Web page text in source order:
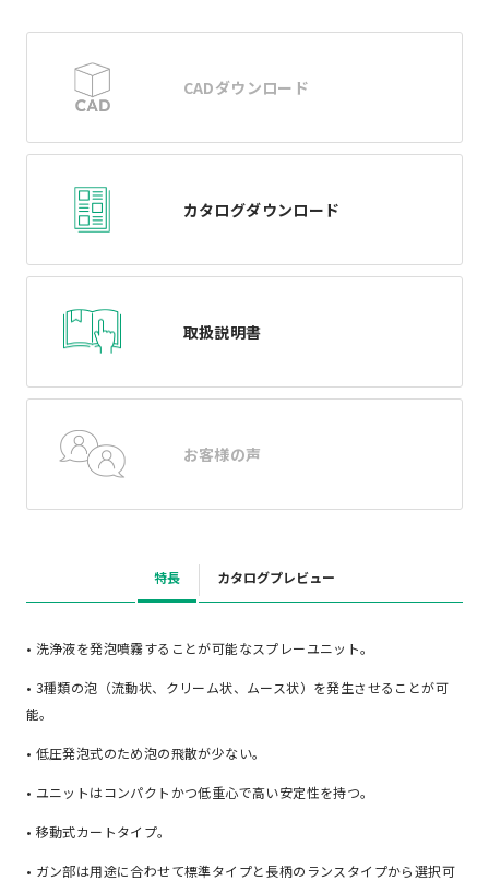
CADダウンロード
カタログダウンロード
取扱説明書
お客様の声
特長 カタログプレビュー
• 洗浄液を発泡噴霧することが可能なスプレーユニット。
• 3種類の泡（流動状、クリーム状、ムース状）を発生させることが可
能。
• 低圧発泡式のため泡の飛散が少ない。
• ユニットはコンパクトかつ低重心で高い安定性を持つ。
• 移動式カートタイプ。
• ガン部は用途に合わせて標準タイプと長柄のランスタイプから選択可